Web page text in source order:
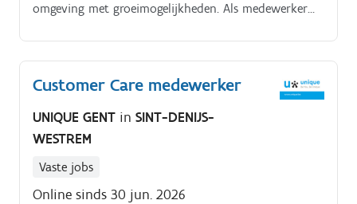
omgeving met groeimogelijkheden. Als medewerker
etiketten maken en bevestigen, de werkplaats
schoonhouden en de producten verzendklaar maken.
Customer Care medewerker
UNIQUE GENT in SINT-DENIJS-
WESTREM
Vaste jobs
Online sinds 30 jun. 2026